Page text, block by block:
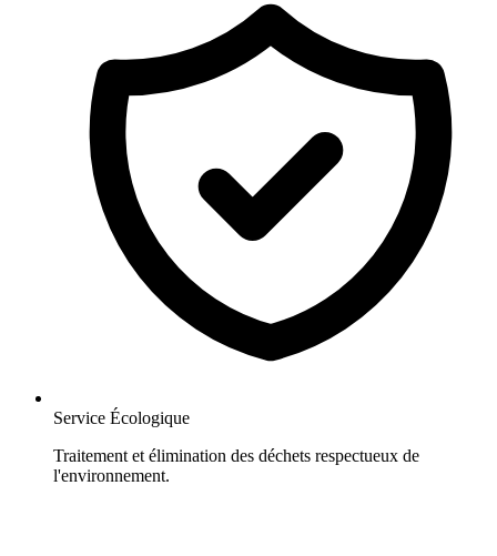
Service Écologique
Traitement et élimination des déchets respectueux de
l'environnement.